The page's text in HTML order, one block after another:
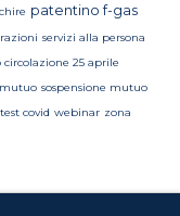
patentino f-gas
servizi alla persona
circolazione 25 aprile
mutuo sospensione mutuo
test covid webinar zona